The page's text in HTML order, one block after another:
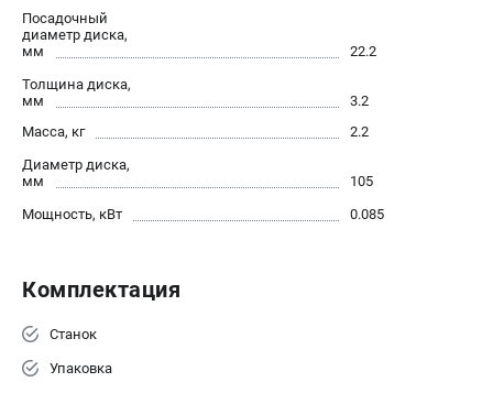
КАТАЛОГ
Аккумуляторная техника
Генераторы электричества
Двигатели
Запасные части
Мотопомпы
Сварочное оборудование
Средства защиты
Станки
Посадочный
диаметр диска,
мм
22.2
Толщина диска,
мм
3.2
Масса, кг
2.2
Диаметр диска,
мм
105
Мощность, кВт
0.085
Комплектация
Станок
Упаковка